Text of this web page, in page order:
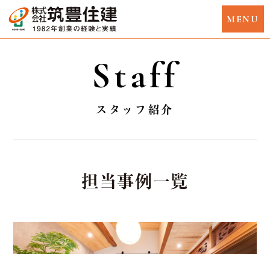
Staff
スタッフ紹介
担当事例一覧